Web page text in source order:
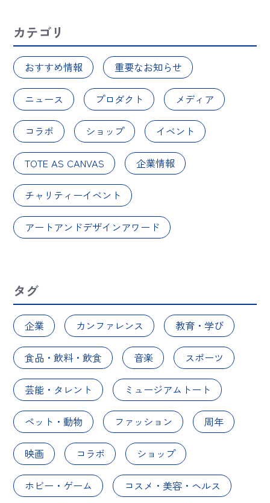
カテゴリ
おすすめ情報 重要なお知らせ
ニュース プロダクト メディア
コラボ ショップ イベント
TOTE AS CANVAS 企業情報
チャリティーイベント
アートアンドデザインアワード
タグ
企業 カンファレンス 教育・学び
食品・飲料・飲食 音楽 スポーツ
芸能・タレント ミュージアムトート
ペット・動物 ファッション 周年
映画 コラボ ショップ
ホビー・ゲーム コスメ・美容・ヘルス